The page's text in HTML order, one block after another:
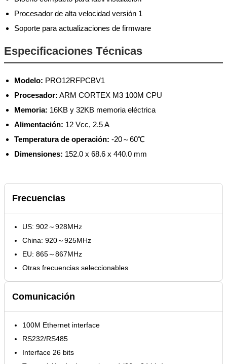
Procesador de alta velocidad versión 1
Soporte para actualizaciones de firmware
Especificaciones Técnicas
Modelo: PRO12RFPCBV1
Procesador: ARM CORTEX M3 100M CPU
Memoria: 16KB y 32KB memoria eléctrica
Alimentación: 12 Vcc, 2.5 A
Temperatura de operación: -20～60℃
Dimensiones: 152.0 x 68.6 x 440.0 mm
Frecuencias
US: 902～928MHz
China: 920～925MHz
EU: 865～867MHz
Otras frecuencias seleccionables
Comunicación
100M Ethernet interface
RS232/RS485
Interface 26 bits